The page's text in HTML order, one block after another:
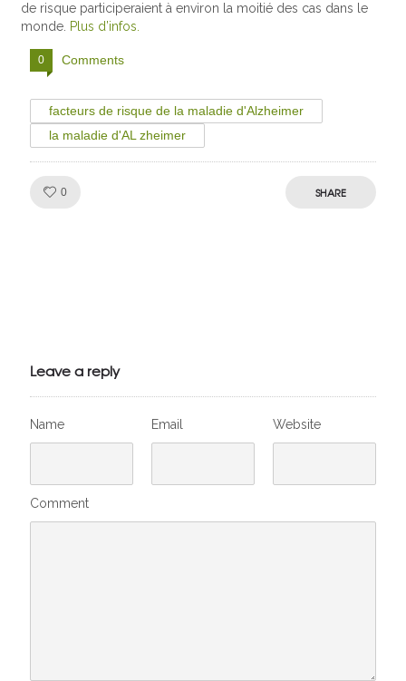
de risque participeraient à environ la moitié des cas dans le
monde. Plus d’infos.
0 Comments
facteurs de risque de la maladie d'Alzheimer
la maladie d'AL zheimer
0 SHARE
Leave a reply
Name Email Website
Comment